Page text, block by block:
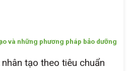
và những phương pháp bảo dưỡng
tạo theo tiêu chuẩn